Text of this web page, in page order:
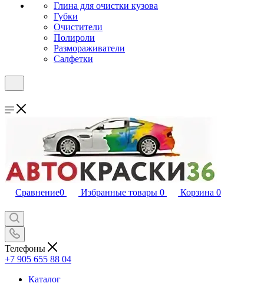
Глина для очистки кузова
Губки
Очистители
Полироли
Размораживатели
Салфетки
Сравнение0 Избранные товары 0 Корзина 0
Телефоны
+7 905 655 88 04
Каталог